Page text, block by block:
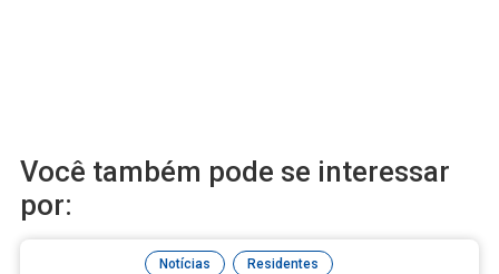
Você também pode se interessar
por:
Notícias , Residentes